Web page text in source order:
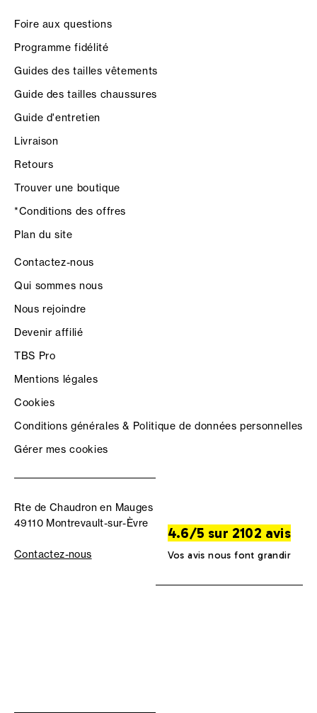
Foire aux questions
Programme fidélité
Guides des tailles vêtements
Guide des tailles chaussures
Guide d'entretien
Livraison
Retours
Trouver une boutique
*Conditions des offres
Plan du site
Contactez-nous
Qui sommes nous
Nous rejoindre
Devenir affilié
TBS Pro
Mentions légales
Cookies
Conditions générales & Politique de données personnelles
Gérer mes cookies
Rte de Chaudron en Mauges
49110 Montrevault-sur-Èvre
Contactez-nous
4.6/5 sur 2102 avis
Vos avis nous font grandir